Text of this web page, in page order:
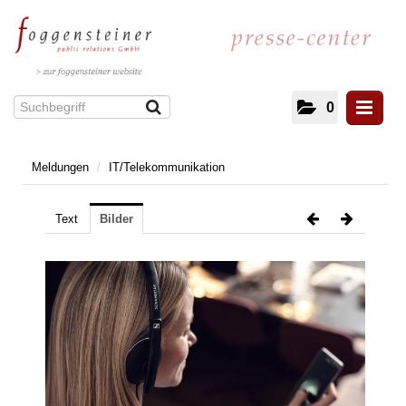
0
Meldungen
Kultur und Literatur
Energie
Gesundheit
Facility Management
Architektur
Immobilien
Unterhaltung und Veranstaltungen
Mobilität
Meldungen / IT/Telekommunikation
Text Bilder